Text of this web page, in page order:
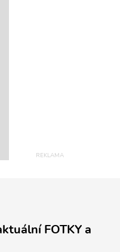
FOTKY a